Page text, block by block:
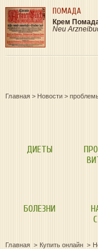
ПОМАДА
Крем
Neu
Главная > Новости >
ДИЕТЫ
БОЛЕЗНИ
Главная Купить онлайн